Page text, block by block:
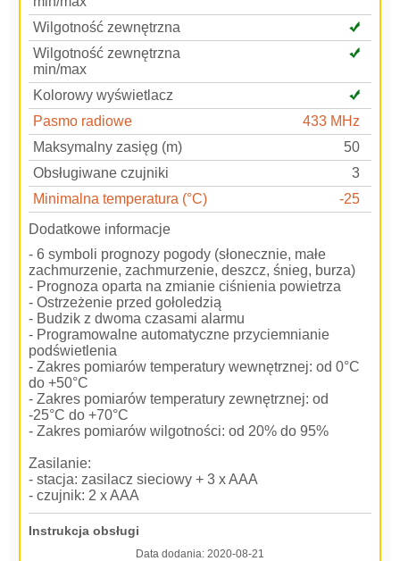
Wilgotność zewnętrzna
Wilgotność zewnętrzna
min/max
Kolorowy wyświetlacz
Pasmo radiowe
433 MHz
Maksymalny zasięg (m)
50
Obsługiwane czujniki
3
Minimalna temperatura (°C)
-25
Dodatkowe informacje
- 6 symboli prognozy pogody (słonecznie, małe
zachmurzenie, zachmurzenie, deszcz, śnieg, burza)
- Prognoza oparta na zmianie ciśnienia powietrza
- Ostrzeżenie przed gołoledzią
- Budzik z dwoma czasami alarmu
- Programowalne automatyczne przyciemnianie
podświetlenia
- Zakres pomiarów temperatury wewnętrznej: od 0°C
do +50°C
- Zakres pomiarów temperatury zewnętrznej: od
-25°C do +70°C
- Zakres pomiarów wilgotności: od 20% do 95%
Zasilanie:
- stacja: zasilacz sieciowy + 3 x AAA
- czujnik: 2 x AAA
Instrukcja obsługi
Data dodania: 2020-08-21